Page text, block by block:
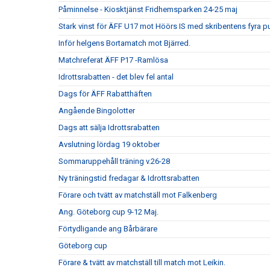
Påminnelse - Kiosktjänst Fridhemsparken 24-25 maj
Stark vinst för ÄFF U17 mot Höörs IS med skribentens fyra
Inför helgens Bortamatch mot Bjärred.
Matchreferat ÄFF P17 -Ramlösa
Idrottsrabatten - det blev fel antal
Dags för ÄFF Rabatthäften
Angående Bingolotter
Dags att sälja Idrottsrabatten
Avslutning lördag 19 oktober
Sommaruppehåll träning v.26-28
Ny träningstid fredagar & Idrottsrabatten
Förare och tvätt av matchställ mot Falkenberg
Ang. Göteborg cup 9-12 Maj.
Förtydligande ang Bårbärare
Göteborg cup
Förare & tvätt av matchställ till match mot Leikin.